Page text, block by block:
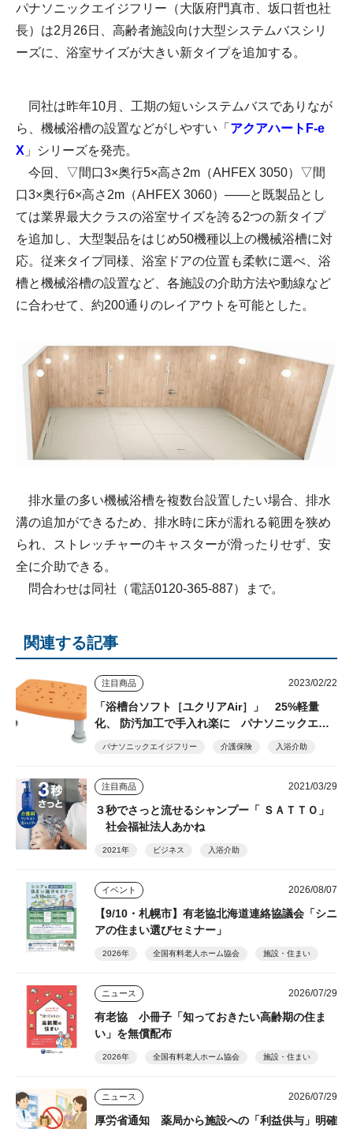
パナソニックエイジフリー（大阪府門真市、坂口哲也社
長）は2月26日、高齢者施設向け大型システムバスシリ
ーズに、浴室サイズが大きい新タイプを追加する。
同社は昨年10月、工期の短いシステムバスでありなが
ら、機械浴槽の設置などがしやすい「 アクアハートF-e
X 」シリーズを発売。
今回、▽間口3×奥行5×高さ2m（AHFEX 3050）▽間
口3×奥行6×高さ2m（AHFEX 3060）――と既製品とし
ては業界最大クラスの浴室サイズを誇る2つの新タイプ
を追加し、大型製品をはじめ50機種以上の機械浴槽に対
応。従来タイプ同様、浴室ドアの位置も柔軟に選べ、浴
槽と機械浴槽の設置など、各施設の介助方法や動線など
に合わせて、約200通りのレイアウトを可能とした。
排水量の多い機械浴槽を複数台設置したい場合、排水
溝の追加ができるため、排水時に床が濡れる範囲を狭め
られ、ストレッチャーのキャスターが滑ったりせず、安
全に介助できる。
問合わせは同社（電話0120-365-887）まで。
関連する記事
注目商品 2023/02/22
「浴槽台ソフト［ユクリアAir］」 25%軽量
化、 防汚加工で手入れ楽に パナソニックエイ
パナソニックエイジフリー 介護保険 入浴介助
注目商品 2021/03/29
３秒でさっと流せるシャンプー「 ＳＡＴＴＯ」
社会福祉法人あかね
2021年 ビジネス 入浴介助
イベント 2026/08/07
【9/10・札幌市】有老協北海道連絡協議会「シニ
アの住まい選びセミナー」
2026年 全国有料老人ホーム協会 施設・住まい
ニュース 2026/07/29
有老協 小冊子「知っておきたい高齢期の住ま
い」を無償配布
2026年 全国有料老人ホーム協会 施設・住まい
ニュース 2026/07/29
厚労省通知 薬局から施設への「利益供与」明確